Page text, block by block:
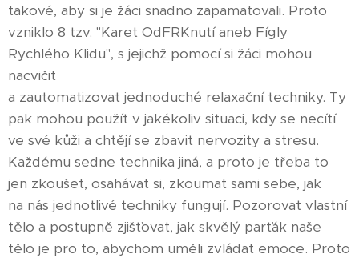
takové, aby si je žáci snadno zapamatovali. Proto
vzniklo 8 tzv. "Karet OdFRKnutí aneb Fígly
Rychlého Klidu", s jejichž pomocí si žáci mohou
nacvičit
a zautomatizovat jednoduché relaxační techniky. Ty
pak mohou použít v jakékoliv situaci, kdy se necítí
ve své kůži a chtějí se zbavit nervozity a stresu.
Každému sedne technika jiná, a proto je třeba to
jen zkoušet, osahávat si, zkoumat sami sebe, jak
na nás jednotlivé techniky fungují. Pozorovat vlastní
tělo a postupně zjišťovat, jak skvělý parťák naše
tělo je pro to, abychom uměli zvládat emoce. Proto